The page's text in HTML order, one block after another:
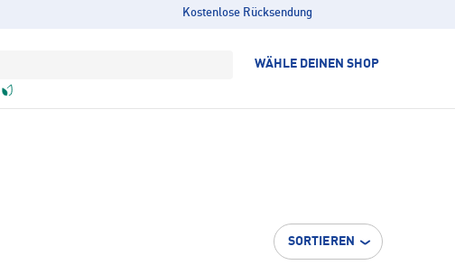
Kostenlose Rücksendung
WÄHLE DEINEN SHOP
SORTIEREN